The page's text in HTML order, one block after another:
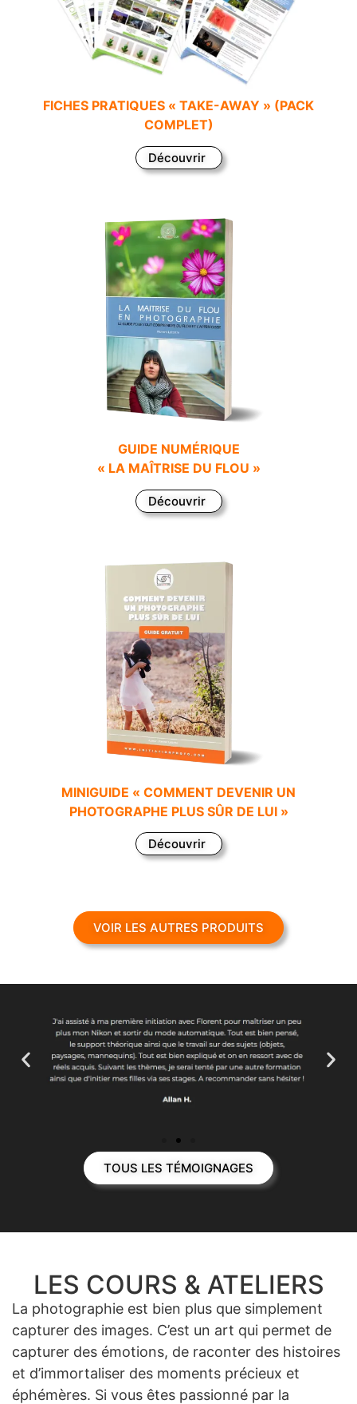
FICHES PRATIQUES « TAKE-AWAY » (PACK
COMPLET)
Découvrir
GUIDE NUMÉRIQUE
« LA MAÎTRISE DU FLOU »
Découvrir
MINIGUIDE « COMMENT DEVENIR UN
PHOTOGRAPHE PLUS SÛR DE LUI »
Découvrir
VOIR LES AUTRES PRODUITS
TOUS LES TÉMOIGNAGES
LES COURS & ATELIERS
La photographie est bien plus que simplement
capturer des images. C’est un art qui permet de
capturer des émotions, de raconter des histoires
et d’immortaliser des moments précieux et
éphémères. Si vous êtes passionné par la